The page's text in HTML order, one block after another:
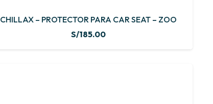
CHILLAX – PROTECTOR PARA CAR SEAT – ZOO
S/185.00